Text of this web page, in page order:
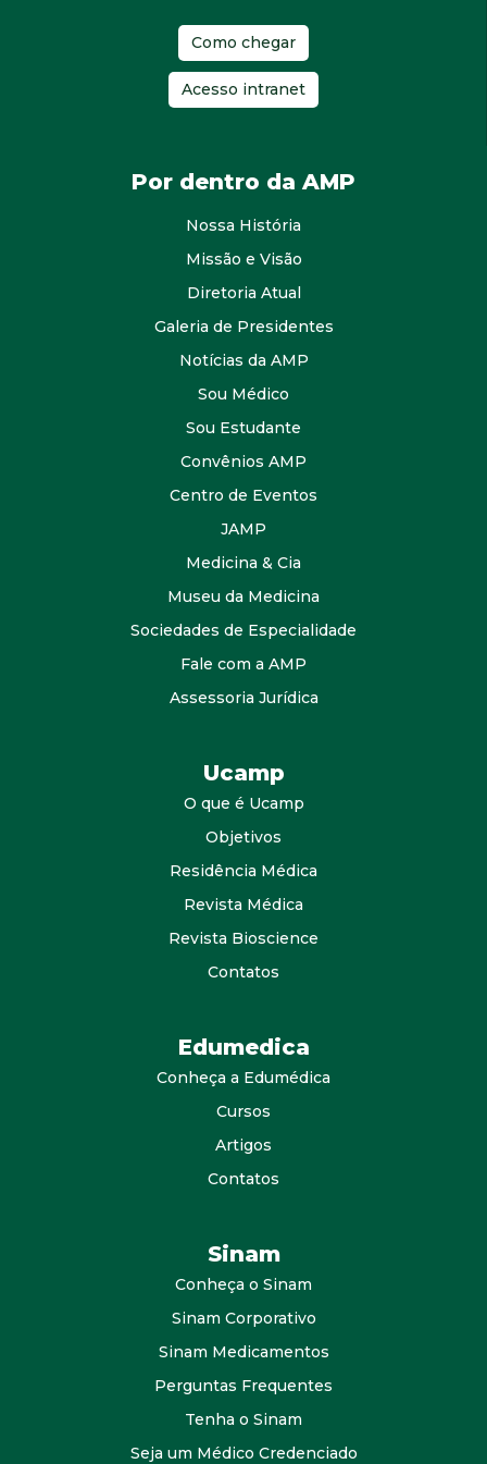
Como chegar
Acesso intranet
Por dentro da AMP
Nossa História
Missão e Visão
Diretoria Atual
Galeria de Presidentes
Notícias da AMP
Sou Médico
Sou Estudante
Convênios AMP
Centro de Eventos
JAMP
Medicina & Cia
Museu da Medicina
Sociedades de Especialidade
Fale com a AMP
Assessoria Jurídica
Ucamp
O que é Ucamp
Objetivos
Residência Médica
Revista Médica
Revista Bioscience
Contatos
Edumedica
Conheça a Edumédica
Cursos
Artigos
Contatos
Sinam
Conheça o Sinam
Sinam Corporativo
Sinam Medicamentos
Perguntas Frequentes
Tenha o Sinam
Seja um Médico Credenciado